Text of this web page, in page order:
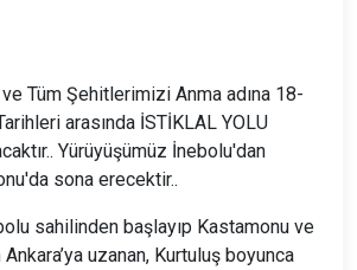
Tüm Şehitlerimizi Anma adına 18-
arasında İSTİKLAL YOLU
Yürüyüşümüz İnebolu'dan
sona erecektir..
sahilinden başlayıp Kastamonu ve
Ankara’ya uzanan, Kurtuluş boyunca